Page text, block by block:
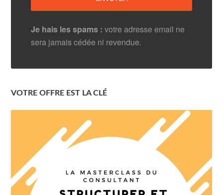
Je hais les spams : votre adresse email ne
sera jamais cédée ni revendue.
VOTRE OFFRE EST LA CLÉ